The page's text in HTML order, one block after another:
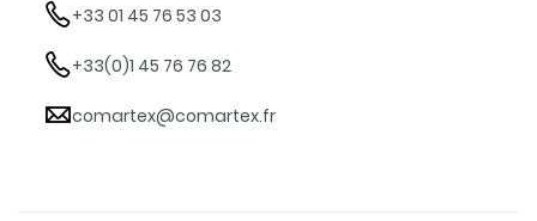
+33 01 45 76 53 03
+33(0)1 45 76 76 82
comartex@comartex.fr